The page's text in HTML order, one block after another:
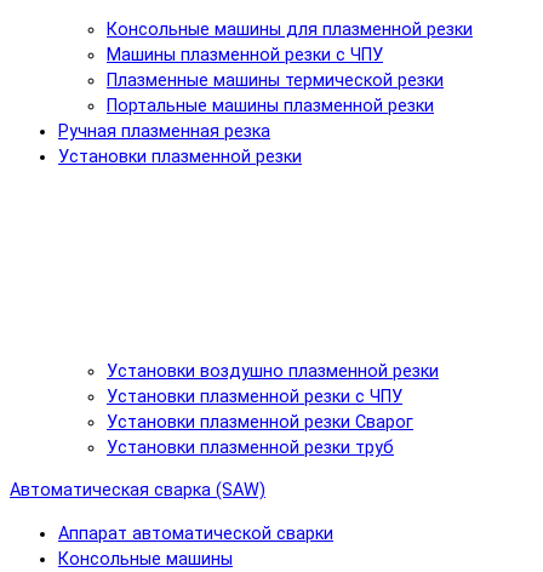
Консольные машины для плазменной резки
Машины плазменной резки с ЧПУ
Плазменные машины термической резки
Портальные машины плазменной резки
Ручная плазменная резка
Установки плазменной резки
Установки воздушно плазменной резки
Установки плазменной резки с ЧПУ
Установки плазменной резки Сварог
Установки плазменной резки труб
Автоматическая сварка (SAW)
Аппарат автоматической сварки
Консольные машины